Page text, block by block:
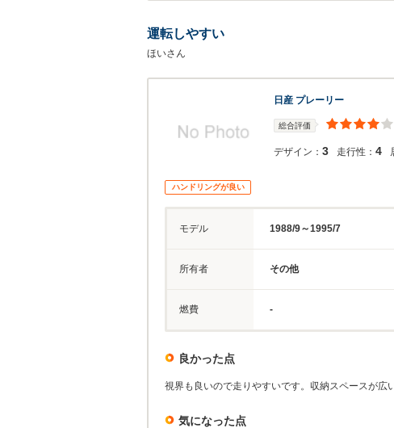
運転しやすい
ほいさん
日産 プレーリー
総合評価
デザイン： 3 走行性： 4
ハンドリングが良い
モデル 1988/9～1995/7
所有者 その他
燃費 -
良かった点
視界も良いので走りやすいです。収納スペースが広
気になった点